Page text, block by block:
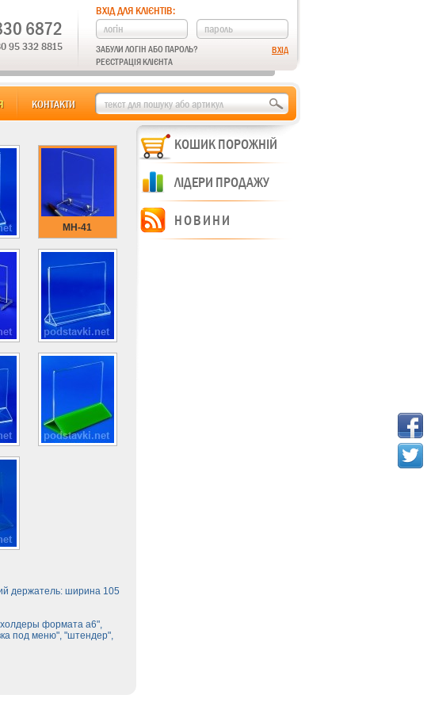
6872
95 332 8815
ВХІД ДЛЯ КЛІЄНТІВ:
ЗАБУЛИ ЛОГІН АБО ПАРОЛЬ?
РЕЄСТРАЦІЯ КЛІЄНТА
КОНТАКТИ
держатель: ширина 105
формата а6",
под меню", "штендер",
MH-41
КОШИК ПОРОЖНІЙ
ЛІДЕРИ ПРОДАЖУ
НОВИНИ